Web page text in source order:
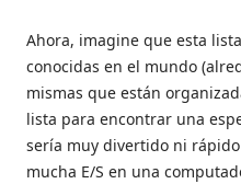
Ahora, imagine que esta
conocidas en el mundo
mismas que están
lista para encontrar una
sería muy divertido ni
mucha E/S en una